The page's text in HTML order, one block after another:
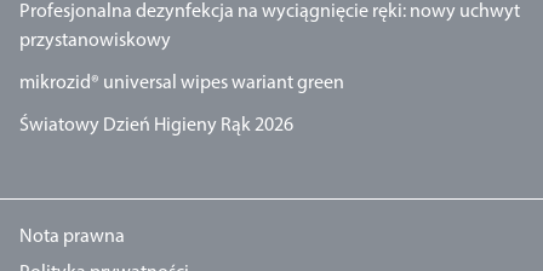
Profesjonalna dezynfekcja na wyciągnięcie ręki: nowy uchwyt
przystanowiskowy
mikrozid® universal wipes wariant green
Światowy Dzień Higieny Rąk 2026
Nota prawna